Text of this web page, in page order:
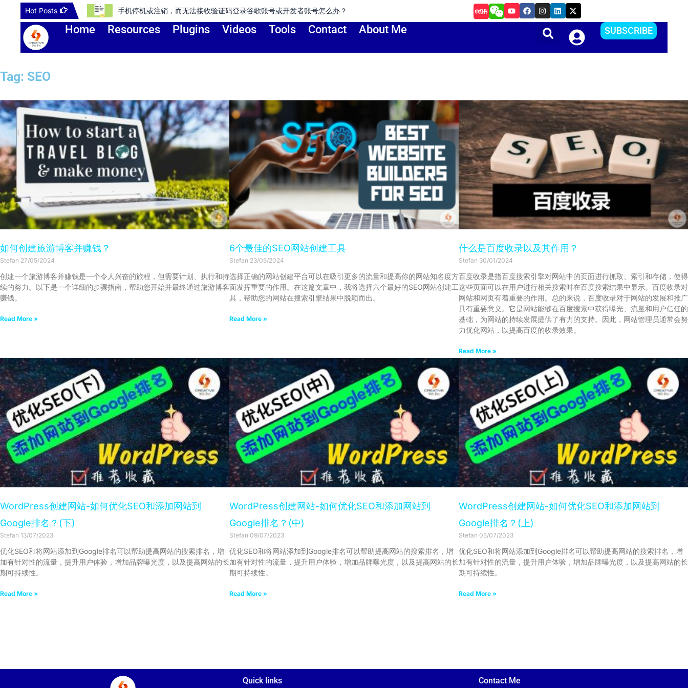
content
Hot Posts
号怎么办？ 如何把Apple ID更改到其他国家或地区？方便下载APP
Y
o
u
e
F
a
c
o
I
n
s
t
a
r
L
i
n
i
X
-
t
w
i
t
t
Home Resources Plugins Videos Tools Contact About Me SUBSCRIBE
Tag: SEO
如何创建旅游博客并赚钱？
Stefan 27/05/2024
创建一个旅游博客并赚钱是一个令人兴奋的旅程，但需要计划、执行和持
续的努力。以下是一个详细的步骤指南，帮助您开始并最终通过旅游博客
赚钱。
Read More »
6个最佳的SEO网站创建工具
Stefan 23/05/2024
选择正确的网站创建平台可以在吸引更多的流量和提高你的网站知名度方
面发挥重要的作用。在这篇文章中，我将选择六个最好的SEO网站创建工
具，帮助您的网站在搜索引擎结果中脱颖而出。
Read More »
什么是百度收录以及其作用？
Stefan 30/01/2024
百度收录是指百度搜索引擎对网站中的页面进行抓取、索引和存储，使得
这些页面可以在用户进行相关搜索时在百度搜索结果中显示。百度收录对
网站和网页有着重要的作用。总的来说，百度收录对于网站的发展和推广
具有重要意义。它是网站能够在百度搜索中获得曝光、流量和用户信任的
基础，为网站的持续发展提供了有力的支持。因此，网站管理员通常会努
力优化网站，以提高百度的收录效果。
Read More »
WordPress创建网站-如何优化SEO和添加网站到
Google排名？(下)
Stefan 13/07/2023
优化SEO和将网站添加到Google排名可以帮助提高网站的搜索排名，增
加有针对性的流量，提升用户体验，增加品牌曝光度，以及提高网站的长
期可持续性。
Read More »
WordPress创建网站-如何优化SEO和添加网站到
Google排名？(中)
Stefan 09/07/2023
优化SEO和将网站添加到Google排名可以帮助提高网站的搜索排名，增
加有针对性的流量，提升用户体验，增加品牌曝光度，以及提高网站的长
期可持续性。
Read More »
WordPress创建网站-如何优化SEO和添加网站到
Google排名？(上)
Stefan 05/07/2023
优化SEO和将网站添加到Google排名可以帮助提高网站的搜索排名，增
加有针对性的流量，提升用户体验，增加品牌曝光度，以及提高网站的长
期可持续性。
Read More »
Quick links Contact Me